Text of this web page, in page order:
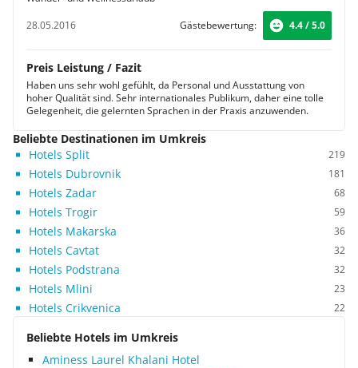
28.05.2016
Gästebewertung: 4.4 / 5.0
Preis Leistung / Fazit
Haben uns sehr wohl gefühlt, da Personal und Ausstattung von
hoher Qualität sind. Sehr internationales Publikum, daher eine tolle
Gelegenheit, die gelernten Sprachen in der Praxis anzuwenden.
Beliebte Destinationen im Umkreis
Hotels Split
219
Hotels Dubrovnik 181
Hotels Zadar 68
Hotels Trogir 59
Hotels Makarska 36
Hotels Cavtat 32
Hotels Podstrana 32
Hotels Mlini 23
Hotels Crikvenica 22
Beliebte Hotels im Umkreis
Aminess Laurel Khalani Hotel